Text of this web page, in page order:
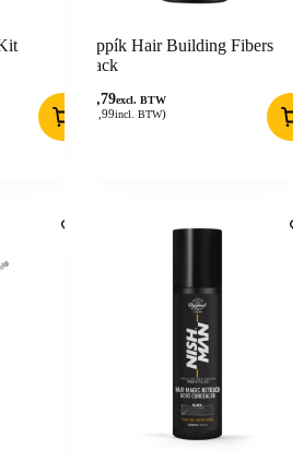
Toppík Hair Building Fibers
Black
24,79excl. BTW
29,99incl. BTW)